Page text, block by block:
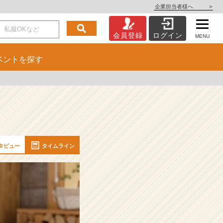
企業担当者様へ >
会員登録 ログイン MENU
ント を探す
ビュー タイムライン